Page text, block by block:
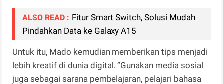
ALSO READ : Fitur Smart Switch, Solusi Mudah
Pindahkan Data ke Galaxy A15
Untuk itu, Mado kemudian memberikan tips menjadi
lebih kreatif di dunia digital. ”Gunakan media sosial
juga sebagai sarana pembelajaran, pelajari bahasa